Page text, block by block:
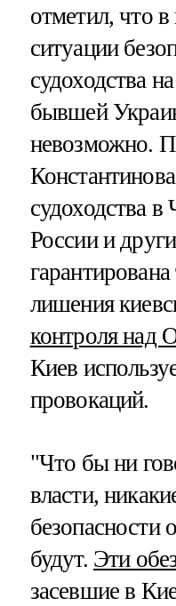
отметил, что
ситуации
судоходства
бывшей
невозможно.
судоходства
России и
лишения
контроля над
Киев
провокаций.
"Что бы ни
власти,
безопасности
будут. Эти
засевшие в